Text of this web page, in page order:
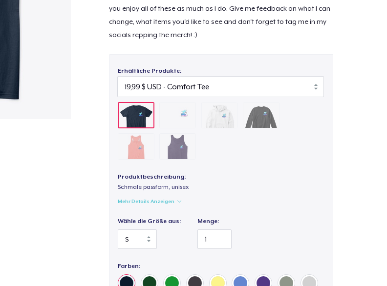
you enjoy all of these as much as I do. Give me feedback on what I can
change, what items you'd like to see and don't forget to tag me in my
socials repping the merch! :)
Erhältliche Produkte:
Produktbeschreibung:
Schmale passform, unisex
Mehr Details Anzeigen
Wähle die Größe aus: Menge:
Farben: